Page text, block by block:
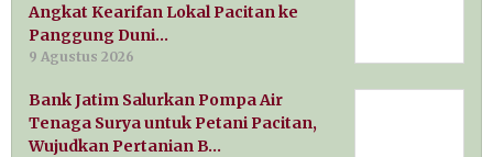
Angkat Kearifan Lokal Pacitan ke
Panggung Duni…
9 Agustus 2026
Bank Jatim Salurkan Pompa Air
Tenaga Surya untuk Petani Pacitan,
Wujudkan Pertanian B…